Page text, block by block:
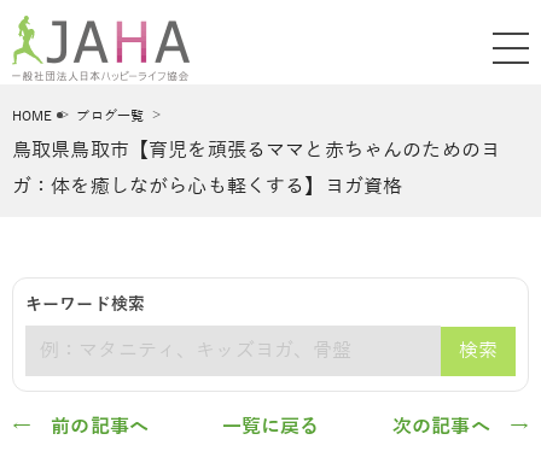
HOME ブログ一覧
鳥取県鳥取市【育児を頑張るママと赤ちゃんのためのヨ
ガ：体を癒しながら心も軽くする】ヨガ資格
キーワード検索
検索
← 前の記事へ 一覧に戻る 次の記事へ →